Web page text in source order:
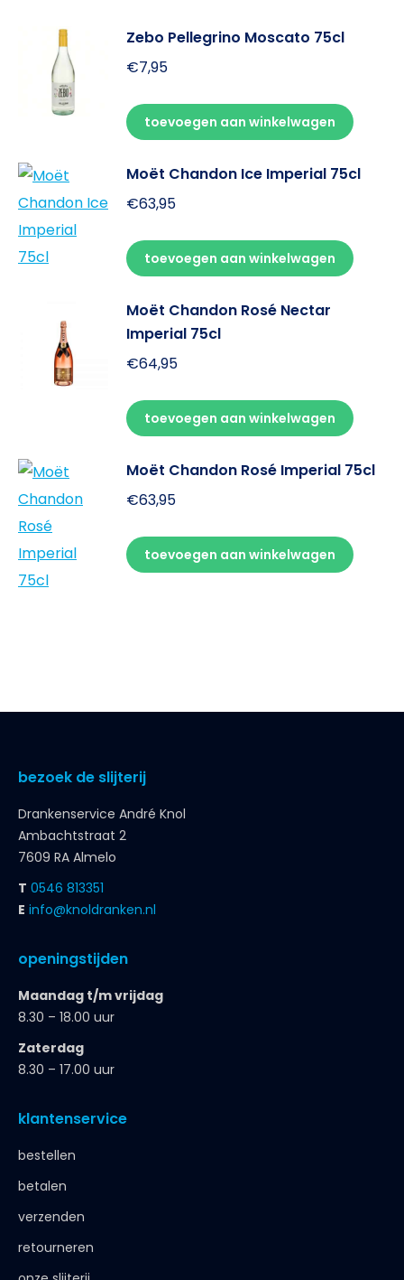
Zebo Pellegrino Moscato 75cl
€7,95
toevoegen aan winkelwagen
Moët Chandon Ice Imperial 75cl
€63,95
toevoegen aan winkelwagen
Moët Chandon Rosé Nectar
Imperial 75cl
€64,95
toevoegen aan winkelwagen
Moët Chandon Rosé Imperial 75cl
€63,95
toevoegen aan winkelwagen
bezoek de slijterij
Drankenservice André Knol
Ambachtstraat 2
7609 RA Almelo
T 0546 813351
E info@knoldranken.nl
openingstijden
Maandag t/m vrijdag
8.30 – 18.00 uur
Zaterdag
8.30 – 17.00 uur
klantenservice
bestellen
betalen
verzenden
retourneren